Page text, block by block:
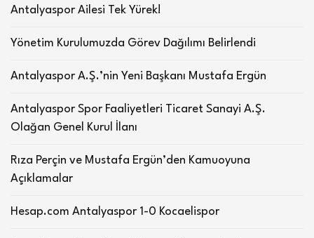
Antalyaspor Ailesi Tek Yürek!
Yönetim Kurulumuzda Görev Dağılımı Belirlendi
Antalyaspor A.Ş.’nin Yeni Başkanı Mustafa Ergün
Antalyaspor Spor Faaliyetleri Ticaret Sanayi A.Ş.
Olağan Genel Kurul İlanı
Rıza Perçin ve Mustafa Ergün’den Kamuoyuna
Açıklamalar
Hesap.com Antalyaspor 1-0 Kocaelispor